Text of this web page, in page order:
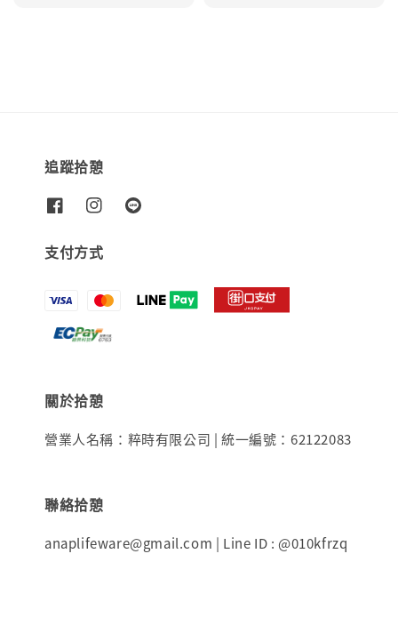
追蹤拾憩
支付方式
關於拾憩
營業人名稱：粹時有限公司 | 統一編號：62122083
聯絡拾憩
anaplifeware@gmail.com | Line ID : @010kfrzq